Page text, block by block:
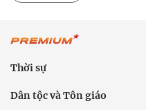
Thời sự
Dân tộc và Tôn giáo